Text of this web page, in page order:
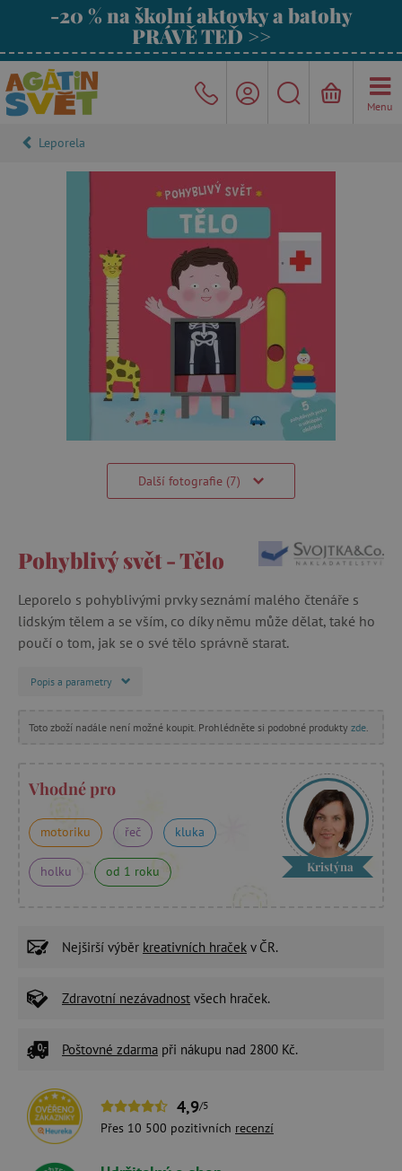
-20 % na školní aktovky a batohy
PRÁVĚ TEĎ >>
Menu
Leporela
Další fotografie (7)
Pohyblivý svět - Tělo
Leporelo s pohyblivými prvky seznámí malého čtenáře s
lidským tělem a se vším, co díky němu může dělat, také ho
poučí o tom, jak se o své tělo správně starat.
Popis a parametry
Toto zboží nadále není možné koupit. Prohlédněte si podobné produkty zde
Vhodné pro
motoriku řeč kluka
holku od 1 roku Kristýna
Nejširší výběr kreativních hraček v ČR.
Zdravotní nezávadnost všech hraček.
Poštovné zdarma při nákupu nad 2800 Kč.
4,9/5
Přes 10 500 pozitivních recenzí